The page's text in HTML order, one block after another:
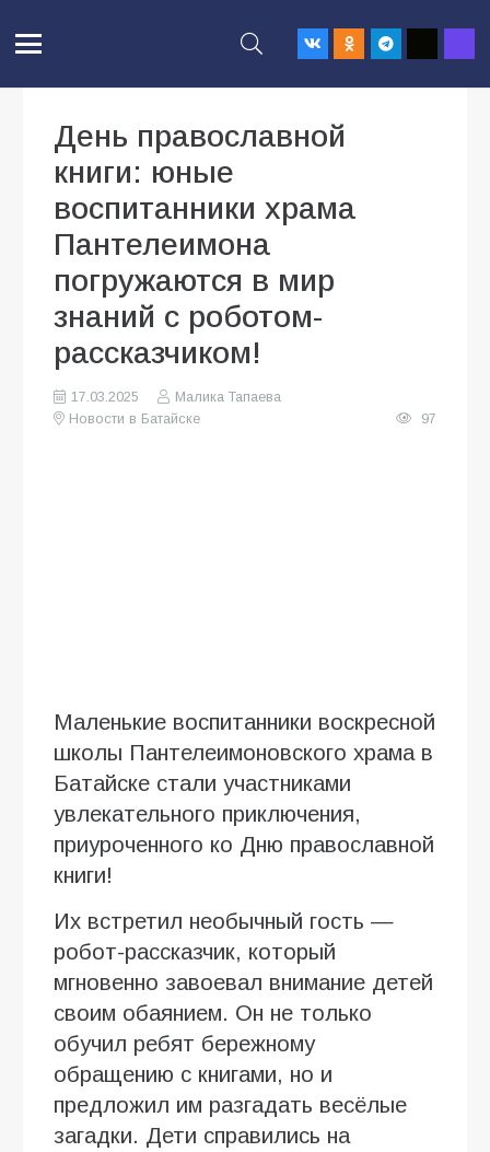
День православной
книги: юные
воспитанники храма
Пантелеимона
погружаются в мир
знаний с роботом-
рассказчиком!
17.03.2025
Малика Тапаева
Новости в Батайске
97
Маленькие воспитанники воскресной
школы Пантелеимоновского храма в
Батайске стали участниками
увлекательного приключения,
приуроченного ко Дню православной
книги!
Их встретил необычный гость —
робот-рассказчик, который
мгновенно завоевал внимание детей
своим обаянием. Он не только
обучил ребят бережному
обращению с книгами, но и
предложил им разгадать весёлые
загадки. Дети справились на